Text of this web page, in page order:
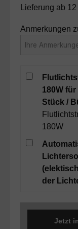
Lieferung ab
Anmerkungen
180W
Stück /
180W
der
Jetzt